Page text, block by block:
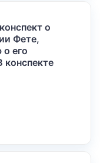
о
Фете,
его
конспекте